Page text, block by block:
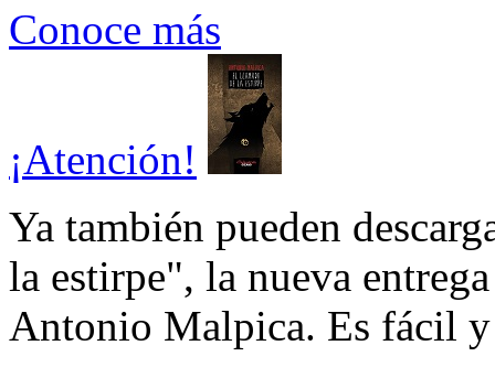
Conoce más
¡Atención!
Ya también pueden
la estirpe", la nueva
Antonio Malpica. Es fácil